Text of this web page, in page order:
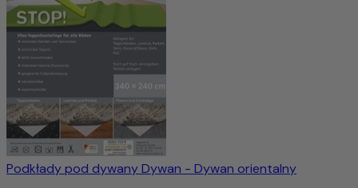
Podkłady pod dywany Dywan - Dywan orientalny